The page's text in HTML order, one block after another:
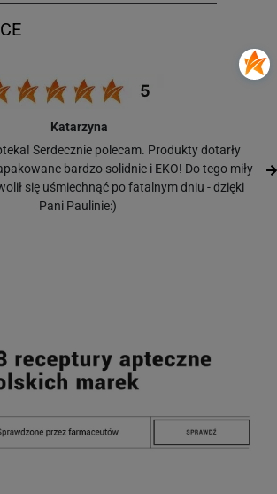
Katarzyna
Serdecznie polecam. Produkty dotarły
bardzo solidnie i EKO! Do tego miły
się uśmiechnąć po fatalnym dniu - dzięki
Pani Paulinie:)